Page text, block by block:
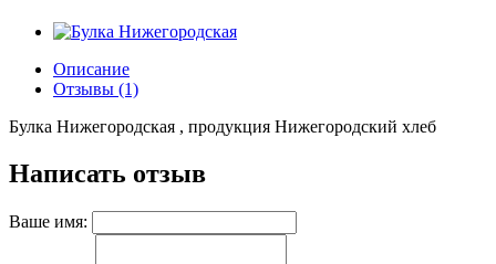
Описание
Отзывы (1)
Булка Нижегородская , продукция Нижегородский хлеб
Написать отзыв
Ваше имя: